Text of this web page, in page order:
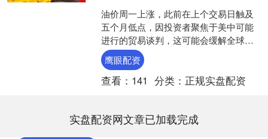
油价周一上涨，此前在上个交易日触及
五个月低点，因投资者聚焦于美中可能
进行的贸易谈判，这可能会缓解全球两
个最大石油消费国之间的贸易紧张局
势。 纽约商品交易所11月....
鹰眼配资
查看： 141 分类： 正规实盘配资
实盘配资网文章已加载完成